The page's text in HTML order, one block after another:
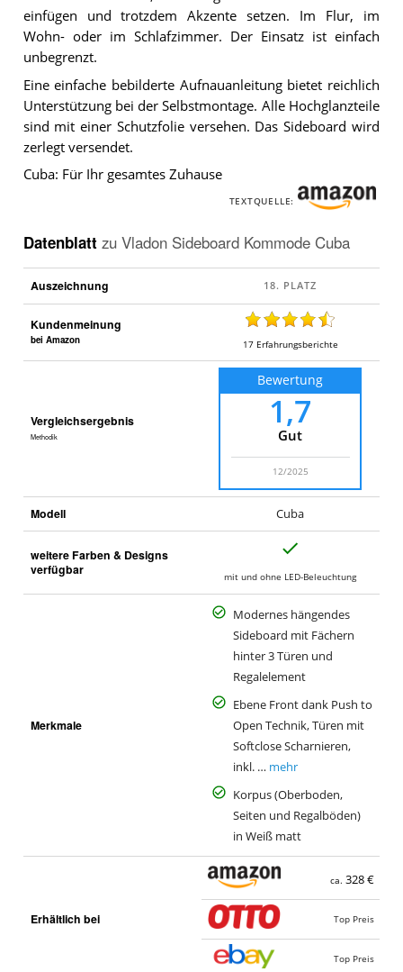
einfügen und trotzdem Akzente setzen. Im Flur, im
Wohn- oder im Schlafzimmer. Der Einsatz ist einfach
unbegrenzt.
Eine einfache bebilderte Aufnauanleitung bietet reichlich
Unterstützung bei der Selbstmontage. Alle Hochglanzteile
sind mit einer Schutzfolie versehen. Das Sideboard wird
zerlegt versendet.
Cuba: Für Ihr gesamtes Zuhause
TEXTQUELLE:
Datenblatt zu Vladon Sideboard Kommode Cuba
Auszeichnung
Kundenmeinung
bei Amazon 17 Erfahrungsberichte
Vergleichsergebnis
Methodik
Bewertung
1,7
Gut
12/2025
Modell Cuba
weitere Farben & Designs
verfügbar
mit und ohne LED-Beleuchtung
Merkmale
Modernes hängendes
Sideboard mit Fächern
hinter 3 Türen und
Regalelement
Ebene Front dank Push to
Open Technik, Türen mit
Softclose Scharnieren,
inkl. … mehr
Korpus (Oberboden,
Seiten und Regalböden)
in Weiß matt
Erhältlich bei
ca. 328 €
Top Preis
Top Preis